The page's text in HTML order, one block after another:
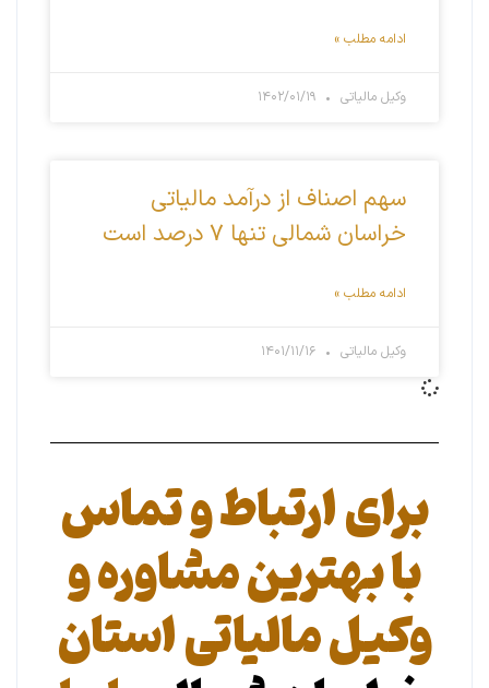
ادامه مطلب »
وکیل مالیاتی
سهم اصناف از درآمد مالیاتی
خراسان شمالی تنها ۷ درصد است
ادامه مطلب »
وکیل مالیاتی
برای ارتباط و تماس
با بهترین مشاوره و
وکیل مالیاتی استان